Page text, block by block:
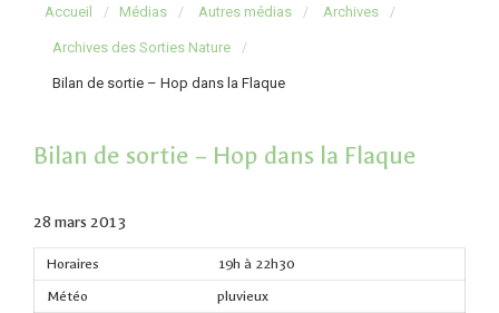
Accueil Médias Autres médias Archives
Archives des Sorties Nature
Bilan de sortie – Hop dans la Flaque
Bilan de sortie – Hop dans la Flaque
28 mars 2013
Horaires 19h à 22h30
Météo pluvieux